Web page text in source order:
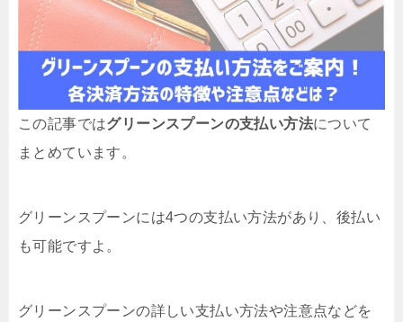
この記事ではグリーンスプーンの支払い方法について
まとめています。
グリーンスプーンには4つの支払い方法があり、後払い
も可能ですよ。
グリーンスプーンの詳しい支払い方法や注意点などを